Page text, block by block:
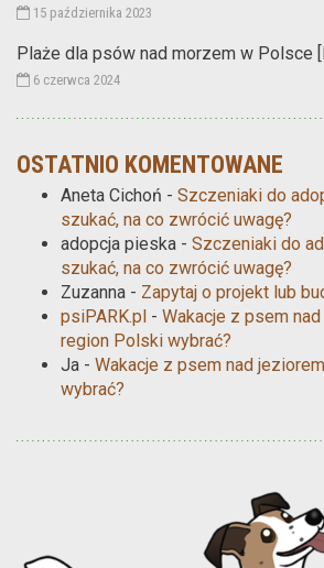
15 października 2023
Plaże dla psów nad morzem w Polsce
6 czerwca 2024
OSTATNIO KOMENTOWANE
Aneta Cichoń - Szczeniaki do
szukać, na co zwrócić uwagę?
adopcja pieska - Szczeniaki do
szukać, na co zwrócić uwagę?
Zuzanna - Zapytaj o projekt lub
psiPARK.pl - Wakacje z psem
region Polski wybrać?
Ja - Wakacje z psem nad
wybrać?